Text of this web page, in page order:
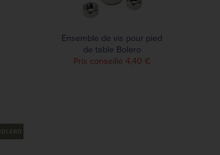
Ensemble de vis pour pied
de table Bolero
Prix conseillé 4,40 €